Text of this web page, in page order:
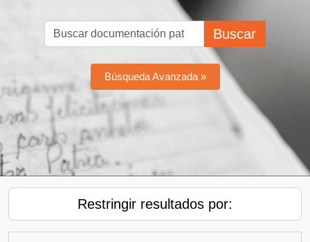
Buscar
Búsqueda Avanzada »
Restringir resultados por: